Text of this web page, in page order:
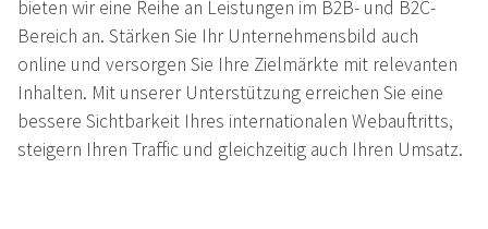
bieten wir eine Reihe an Leistungen im B2B- und B2C-
Bereich an. Stärken Sie Ihr Unternehmensbild auch
online und versorgen Sie Ihre Zielmärkte mit relevanten
Inhalten. Mit unserer Unterstützung erreichen Sie eine
bessere Sichtbarkeit Ihres internationalen Webauftritts,
steigern Ihren Traffic und gleichzeitig auch Ihren Umsatz.